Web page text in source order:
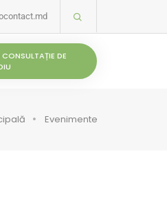
DE
Evenimente